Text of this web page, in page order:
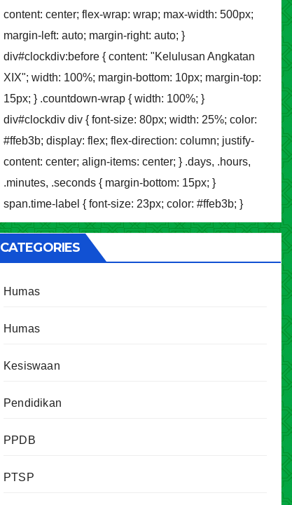
content: center; flex-wrap: wrap; max-width: 500px;
margin-left: auto; margin-right: auto; }
div#clockdiv:before { content: "Kelulusan Angkatan
XIX"; width: 100%; margin-bottom: 10px; margin-top:
15px; } .countdown-wrap { width: 100%; }
div#clockdiv div { font-size: 80px; width: 25%; color:
#ffeb3b; display: flex; flex-direction: column; justify-
content: center; align-items: center; } .days, .hours,
.minutes, .seconds { margin-bottom: 15px; }
span.time-label { font-size: 23px; color: #ffeb3b; }
CATEGORIES
Humas
Humas
Kesiswaan
Pendidikan
PPDB
PTSP